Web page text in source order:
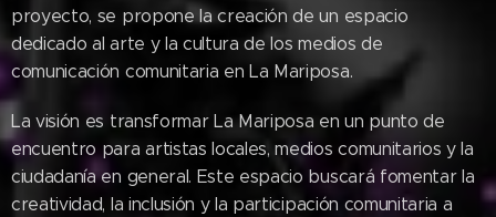
proyecto, se propone la creación de un espacio
dedicado al arte y la cultura de los medios de
comunicación comunitaria en La Mariposa.
La visión es transformar La Mariposa en un punto de
encuentro para artistas locales, medios comunitarios y la
ciudadanía en general. Este espacio buscará fomentar la
creatividad, la inclusión y la participación comunitaria a